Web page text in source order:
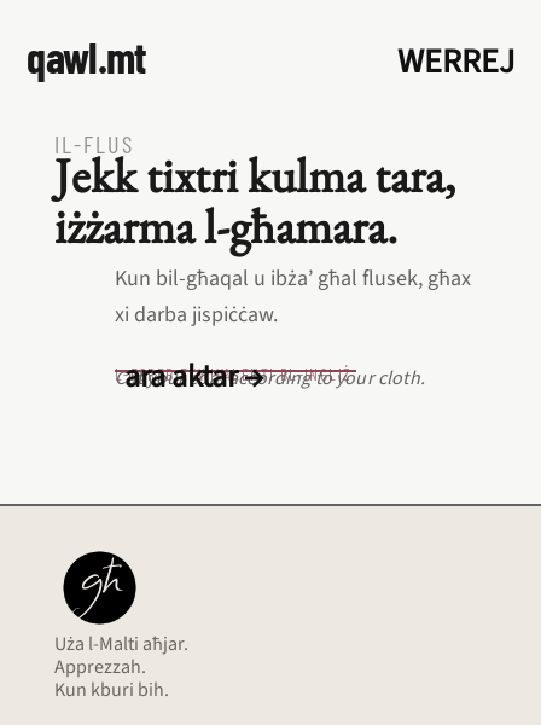
qawl.mt WERREJ
IL‑FLUS
Jekk tixtri kulma tara,
iżżarma l‑għamara.
Kun bil‑għaqal u ibża’ għal flusek, għax
xi darba jispiċċaw.
L‑EQREB EKWIVALENTI BL‑INGLIŻ
Cut your coat according to your cloth.
ara aktar →
Uża l-Malti aħjar.
Apprezzah.
Kun kburi bih.